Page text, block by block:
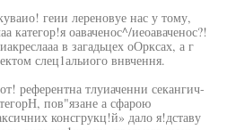
геии лереновуе нас у тому,
категор!я оаваченос^/иеоаваченос?!
в загадьцех оОрксах, а г
слец1альиого внвчення.
референтна тлуиаченни секангич-
пов"язане а сфарою
консгрукц!й» дало я!дставу